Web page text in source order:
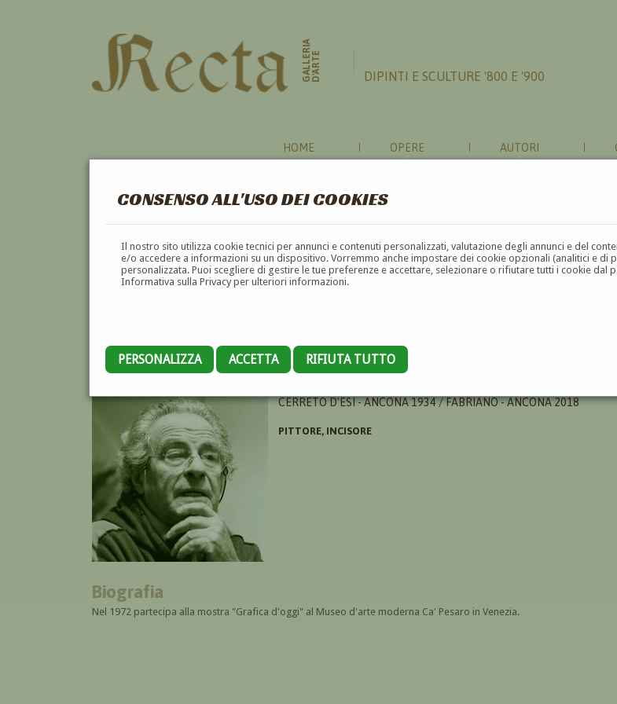
CONSENSO ALL'USO DEI COOKIES
Il nostro sito utilizza cookie tecnici per annunci e contenuti personalizzati, valutazione degli annunci e del
e/o accedere a informazioni su un dispositivo. Vorremmo anche impostare dei cookie opzionali (analitici e
personalizzata. Puoi scegliere di gestire le tue preferenze e accettare, selezionare o rifiutare tutti i cookie dal
Informativa sulla Privacy per ulteriori informazioni.
PERSONALIZZA ACCETTA RIFIUTA TUTTO
GALLERIAD'ARTE DIPINTI E SCULTURE '800 E '900
HOME OPERE AUTORI
FRANCO GIULI
CERRETO D'ESI - ANCONA 1934 / FABRIANO - ANCONA 2018
PITTORE, INCISORE
Biografia
Nel 1972 partecipa alla mostra "Grafica d'oggi" al Museo d'arte moderna Ca' Pesaro in Venezia.